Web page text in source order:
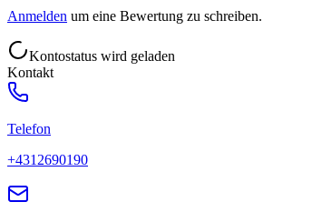
Anmelden um eine Bewertung zu schreiben.
Kontostatus wird geladen
Kontakt
Telefon
+4312690190